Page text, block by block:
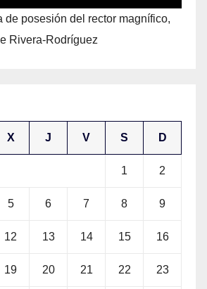
de posesión del rector magnífico,
Rivera-Rodríguez
X J V S D
1 2
5 6 7 8 9
12 13 14 15 16
19 20 21 22 23